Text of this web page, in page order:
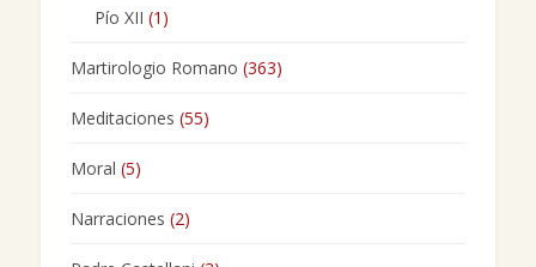
Pío XII (1)
Martirologio Romano (363)
Meditaciones (55)
Moral (5)
Narraciones (2)